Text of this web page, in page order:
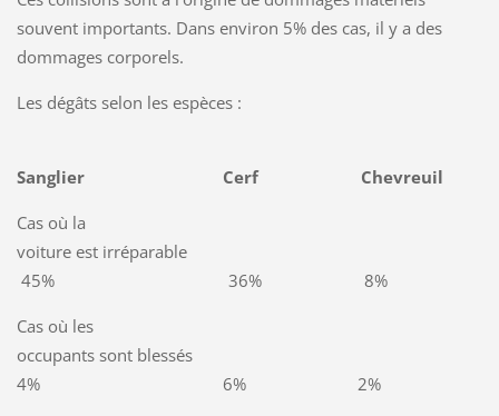
souvent importants. Dans environ 5% des cas, il y a des
dommages corporels.
Les dégâts selon les espèces :
Sanglier Cerf Chevreuil
Cas où la
voiture est irréparable
45% 36% 8%
Cas où les
occupants sont blessés
4% 6% 2%